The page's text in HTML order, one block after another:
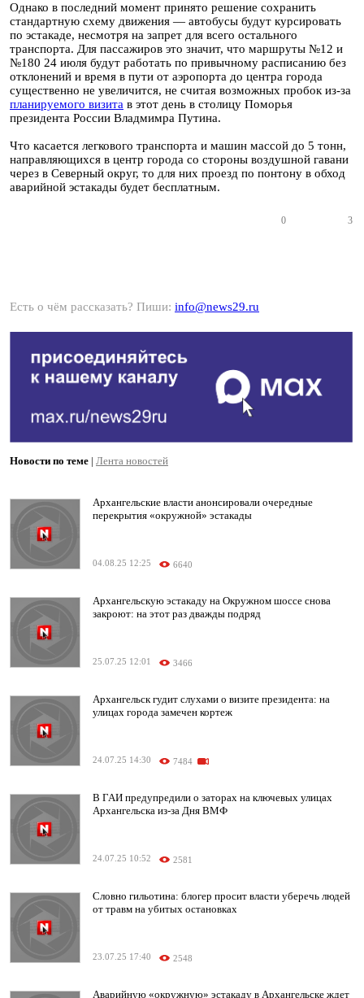
Однако в последний момент принято решение сохранить
стандартную схему движения — автобусы будут курсировать
по эстакаде, несмотря на запрет для всего остального
транспорта. Для пассажиров это значит, что маршруты №12 и
№180 24 июля будут работать по привычному расписанию без
отклонений и время в пути от аэропорта до центра города
существенно не увеличится, не считая возможных пробок из-за
планируемого визита в этот день в столицу Поморья
президента России Владмимра Путина.
Что касается легкового транспорта и машин массой до 5 тонн,
направляющихся в центр города со стороны воздушной гавани
через в Северный округ, то для них проезд по понтону в обход
аварийной эстакады будет бесплатным.
0 3
Есть о чём рассказать? Пиши: info@news29.ru
Новости по теме | Лента новостей
Архангельские власти анонсировали очередные
перекрытия «окружной» эстакады
04.08.25 12:25 6640
Архангельскую эстакаду на Окружном шоссе снова
закроют: на этот раз дважды подряд
25.07.25 12:01 3466
Архангельск гудит слухами о визите президента: на
улицах города замечен кортеж
24.07.25 14:30 7484
В ГАИ предупредили о заторах на ключевых улицах
Архангельска из-за Дня ВМФ
24.07.25 10:52 2581
Словно гильотина: блогер просит власти уберечь людей
от травм на убитых остановках
23.07.25 17:40 2548
Аварийную «окружную» эстакаду в Архангельске ждет